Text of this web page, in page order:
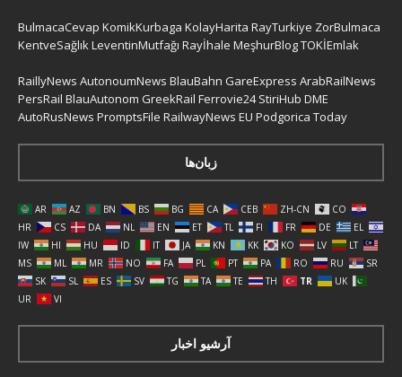
BulmacaCevap KomikKurbaga KolayHarita RayTurkiye ZorBulmaca
KentveSağlık LeventinMutfağı Rayİhale MeşhurBlogTOKİEmlak
RaillyNews AutonoumNews BlauBahn GareExpress ArabRailNews
PersRail BlauAutonom GreekRail Ferrovie24 StiriHub DME
AutoRusNews PromptsFile RailwayNews EU Podgorica Today
زبان‌ها
AR AZ BN BS BG CA CEB ZH-CN
CO
HR
CS DA NL EN ET TL FI FR DE
EL
IW
HI HU ID IT JA KN KK KO LV
LT
MS
ML MR NO FA PL PT PA RO RU
SR
SK
SL ES SV TG TA TE TH TR
UK
UR
VI
آرشیو اخبار